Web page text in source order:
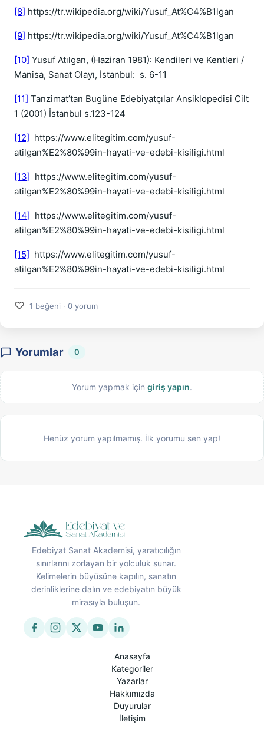
[8] https://tr.wikipedia.org/wiki/Yusuf_At%C4%B1lgan
[9] https://tr.wikipedia.org/wiki/Yusuf_At%C4%B1lgan
[10] Yusuf Atılgan, (Haziran 1981): Kendileri ve Kentleri /
Manisa, Sanat Olayı, İstanbul: s. 6-11
[11] Tanzimat’tan Bugüne Edebiyatçılar Ansiklopedisi Cilt
1 (2001) İstanbul s.123-124
[12] https://www.elitegitim.com/yusuf-
atilgan%E2%80%99in-hayati-ve-edebi-kisiligi.html
[13] https://www.elitegitim.com/yusuf-
atilgan%E2%80%99in-hayati-ve-edebi-kisiligi.html
[14] https://www.elitegitim.com/yusuf-
atilgan%E2%80%99in-hayati-ve-edebi-kisiligi.html
[15] https://www.elitegitim.com/yusuf-
atilgan%E2%80%99in-hayati-ve-edebi-kisiligi.html
♡ 1 beğeni · 0 yorum
Yorumlar 0
Yorum yapmak için giriş yapın.
Henüz yorum yapılmamış. İlk yorumu sen yap!
Edebiyat Sanat Akademisi, yaratıcılığın
sınırlarını zorlayan bir yolculuk sunar.
Kelimelerin büyüsüne kapılın, sanatın
derinliklerine dalın ve edebiyatın büyük
mirasıyla buluşun.
Anasayfa
Kategoriler
Yazarlar
Hakkımızda
Duyurular
İletişim